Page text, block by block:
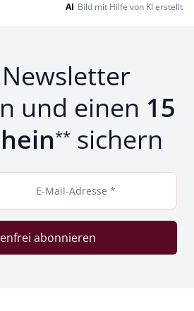
AI Bild mit Hilfe von KI erstellt
und einen 15
** sichern
E-Mail-Adresse *
abonnieren